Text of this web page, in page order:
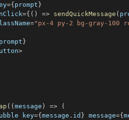
={prompt}
={ ( ) => sendQuickMessage (
="px-4 py-2 bg-gray-100
prompt}
>
( (message ) =>
(
key={message . id } message={